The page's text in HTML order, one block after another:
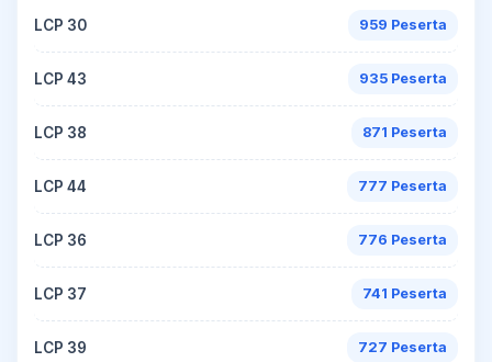
LCP 30 959 Peserta
LCP 43 935 Peserta
LCP 38 871 Peserta
LCP 44 777 Peserta
LCP 36 776 Peserta
LCP 37 741 Peserta
LCP 39 727 Peserta